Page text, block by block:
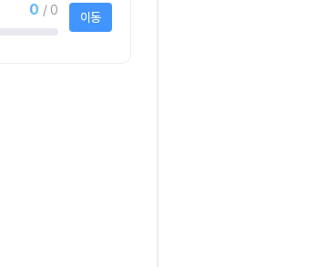
0 / 0 이동